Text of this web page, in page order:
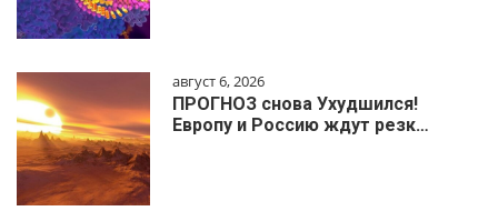
август 6, 2026
ПРОГНОЗ снова Ухудшился!
Европу и Россию ждут резк…